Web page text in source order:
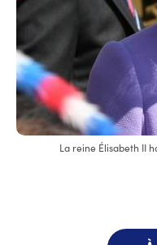
La reine Élisabeth II